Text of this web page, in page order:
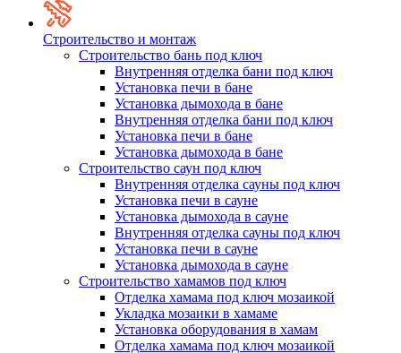
Строительство и монтаж
Строительство бань под ключ
Внутренняя отделка бани под ключ
Установка печи в бане
Установка дымохода в бане
Внутренняя отделка бани под ключ
Установка печи в бане
Установка дымохода в бане
Строительство саун под ключ
Внутренняя отделка сауны под ключ
Установка печи в сауне
Установка дымохода в сауне
Внутренняя отделка сауны под ключ
Установка печи в сауне
Установка дымохода в сауне
Строительство хамамов под ключ
Отделка хамама под ключ мозаикой
Укладка мозаики в хамаме
Установка оборудования в хамам
Отделка хамама под ключ мозаикой